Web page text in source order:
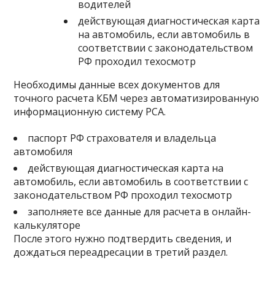
водителей
действующая диагностическая карта
на автомобиль, если автомобиль в
соответствии с законодательством
РФ проходил техосмотр
Необходимы данные всех документов для
точного расчета КБМ через автоматизированную
информационную систему РСА.
паспорт РФ страхователя и владельца
автомобиля
действующая диагностическая карта на
автомобиль, если автомобиль в соответствии с
законодательством РФ проходил техосмотр
заполняете все данные для расчета в онлайн-
калькуляторе
После этого нужно подтвердить сведения, и
дождаться переадресации в третий раздел.